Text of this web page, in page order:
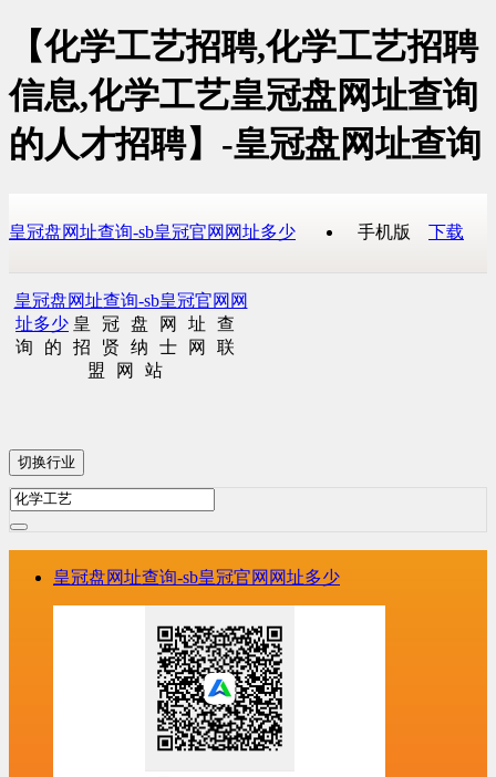
【化学工艺招聘,化学工艺招聘
信息,化学工艺皇冠盘网址查询
的人才招聘】-皇冠盘网址查询
皇冠盘网址查询-sb皇冠官网网址多少 手机版 下载
皇冠盘网址查询-sb皇冠官网网
址多少 皇冠盘网址查
询的招贤纳士网联
盟网站
切换行业
皇冠盘网址查询-sb皇冠官网网址多少